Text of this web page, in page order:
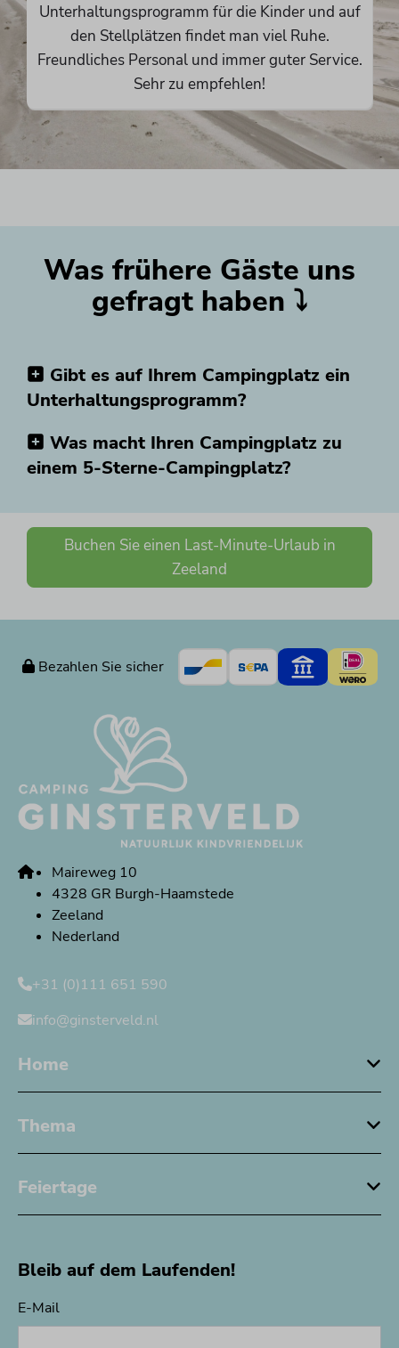
Unterhaltungsprogramm für die Kinder und auf
den Stellplätzen findet man viel Ruhe.
Freundliches Personal und immer guter Service.
Sehr zu empfehlen!
Was frühere Gäste uns
gefragt haben ⤵
Gibt es auf Ihrem Campingplatz ein
Unterhaltungsprogramm?
Was macht Ihren Campingplatz zu
einem 5-Sterne-Campingplatz?
Buchen Sie einen Last-Minute-Urlaub in
Zeeland
Bezahlen Sie sicher
Maireweg 10
4328 GR Burgh-Haamstede
Zeeland
Nederland
+31 (0)111 651 590
info@ginsterveld.nl
Home
Thema
Feiertage
Bleib auf dem Laufenden!
E-Mail